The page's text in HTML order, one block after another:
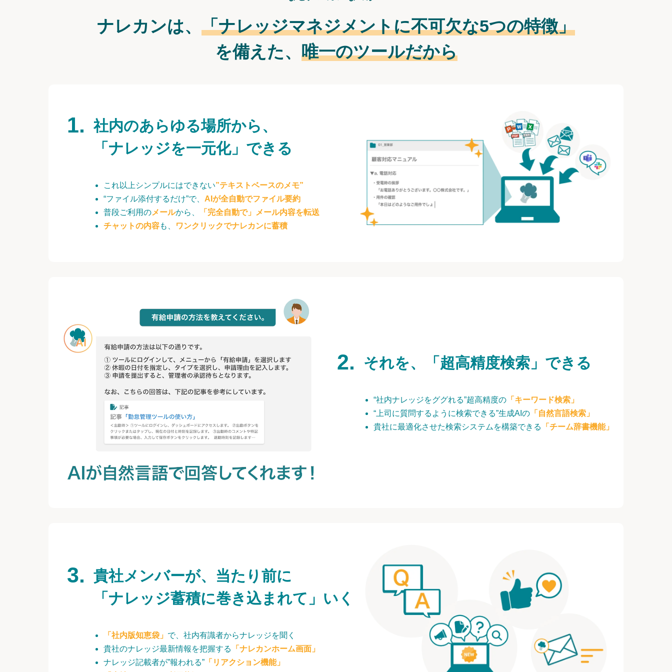
ナレカンは、 「ナレッジマネジメントに不可欠な5つの特徴」
を備えた、 唯一のツールだから
社内のあらゆる場所から、
「ナレッジを一元化」できる
これ以上シンプルにはできない”テキストベースのメモ”
“ファイル添付するだけ”で、 AIが全自動でファイル要約
普段ご利用のメールから、
「完全自動で」メール内容を転送
チャットの内容も、 ワンクリックでナレカンに蓄積
それを、「超高精度検索」できる
“社内ナレッジをググれる”超高精度の 「キーワード検索」
“上司に質問するように検索できる”生成AIの 「自然言語検索」
貴社に最適化させた検索システムを構築できる
「チーム辞書機能」
貴社メンバーが、当たり前に
「ナレッジ蓄積に巻き込まれて」いく
「社内版知恵袋」 で、社内有識者からナレッジを聞く
貴社のナレッジ最新情報を把握する
「ナレカンホーム画面」
ナレッジ記載者が”報われる” 「リアクション機能」